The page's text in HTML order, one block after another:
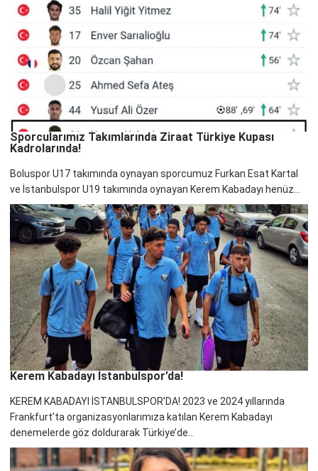
Sporcularımız Takımlarında Ziraat Türkiye Kupası
Kadrolarında!
Boluspor U17 takımında oynayan sporcumuz Furkan Esat Kartal
ve İstanbulspor U19 takımında oynayan Kerem Kabadayı henüz...
Kerem Kabadayı İstanbulspor’da!
KEREM KABADAYI İSTANBULSPOR’DA! 2023 ve 2024 yıllarında
Frankfurt’ta organizasyonlarımıza katılan Kerem Kabadayı
denemelerde göz doldurarak Türkiye’de...